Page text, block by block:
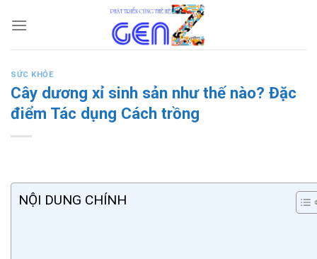
SỨC KHỎE
Cây dương xỉ sinh sản như thế nào? Đặc
điểm Tác dụng Cách trồng
NỘI DUNG CHÍNH